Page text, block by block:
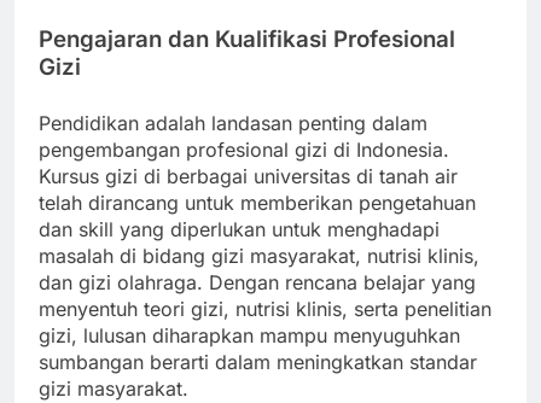
Pengajaran dan Kualifikasi Profesional
Gizi
Pendidikan adalah landasan penting dalam
pengembangan profesional gizi di Indonesia.
Kursus gizi di berbagai universitas di tanah air
telah dirancang untuk memberikan pengetahuan
dan skill yang diperlukan untuk menghadapi
masalah di bidang gizi masyarakat, nutrisi klinis,
dan gizi olahraga. Dengan rencana belajar yang
menyentuh teori gizi, nutrisi klinis, serta penelitian
gizi, lulusan diharapkan mampu menyuguhkan
sumbangan berarti dalam meningkatkan standar
gizi masyarakat.